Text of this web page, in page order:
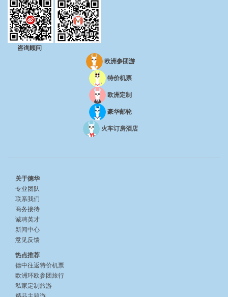
咨询顾问
欧洲参团游
特价机票
欧洲定制
豪华邮轮
火车订房酒店
关于德华
专业团队
联系我们
商务接待
诚聘英才
新闻中心
意见反馈
热点推荐
德中往返特价机票
欧洲环欧参团旅行
私家定制旅游